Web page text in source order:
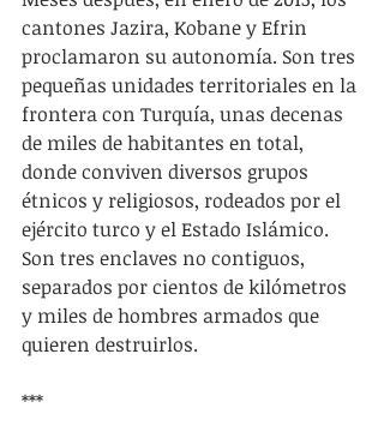
cantones Jazira, Kobane y Efrin
proclamaron su autonomía. Son tres
pequeñas unidades territoriales en la
frontera con Turquía, unas decenas
de miles de habitantes en total,
donde conviven diversos grupos
étnicos y religiosos, rodeados por el
ejército turco y el Estado Islámico.
Son tres enclaves no contiguos,
separados por cientos de kilómetros
y miles de hombres armados que
quieren destruirlos.
***